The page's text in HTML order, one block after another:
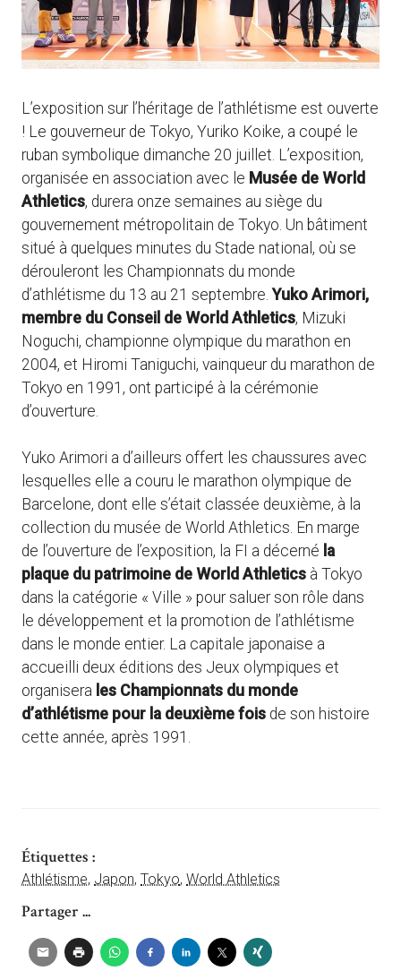
L’exposition sur l’héritage de l’athlétisme est ouverte
! Le gouverneur de Tokyo, Yuriko Koike, a coupé le
ruban symbolique dimanche 20 juillet. L’exposition,
organisée en association avec le Musée de World
Athletics, durera onze semaines au siège du
gouvernement métropolitain de Tokyo. Un bâtiment
situé à quelques minutes du Stade national, où se
dérouleront les Championnats du monde
d’athlétisme du 13 au 21 septembre.Yuko Arimori,
membre du Conseil de World Athletics, Mizuki
Noguchi, championne olympique du marathon en
2004, et Hiromi Taniguchi, vainqueur du marathon de
Tokyo en 1991, ont participé à la cérémonie
d’ouverture.
Yuko Arimori a d’ailleurs offert les chaussures avec
lesquelles elle a couru le marathon olympique de
Barcelone, dont elle s’était classée deuxième, à la
collection du musée de World Athletics. En marge
de l’ouverture de l’exposition, la FI a décerné la
plaque du patrimoine de World Athletics à Tokyo
dans la catégorie « Ville » pour saluer son rôle dans
le développement et la promotion de l’athlétisme
dans le monde entier. La capitale japonaise a
accueilli deux éditions des Jeux olympiques et
organisera les Championnats du monde
d’athlétisme pour la deuxième fois de son histoire
cette année, après 1991.
Étiquettes :
Athlétisme, Japon, Tokyo, World Athletics
Partager ...